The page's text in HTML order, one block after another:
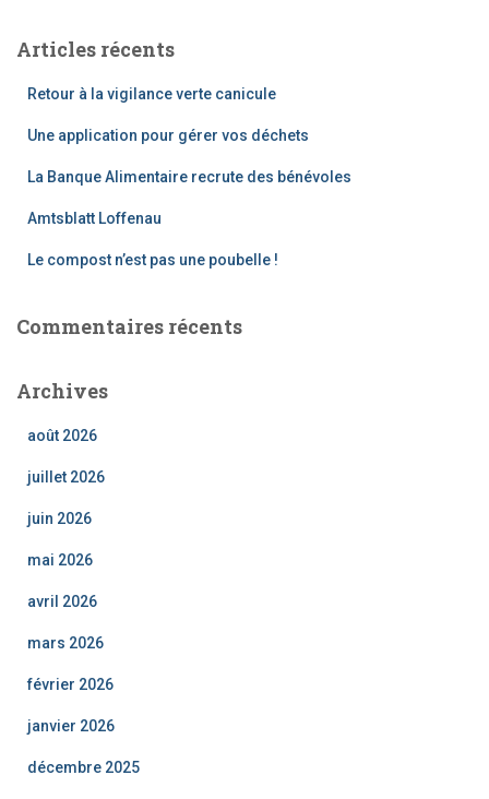
Articles récents
Retour à la vigilance verte canicule
Une application pour gérer vos déchets
La Banque Alimentaire recrute des bénévoles
Amtsblatt Loffenau
Le compost n’est pas une poubelle !
Commentaires récents
Archives
août 2026
juillet 2026
juin 2026
mai 2026
avril 2026
mars 2026
février 2026
janvier 2026
décembre 2025